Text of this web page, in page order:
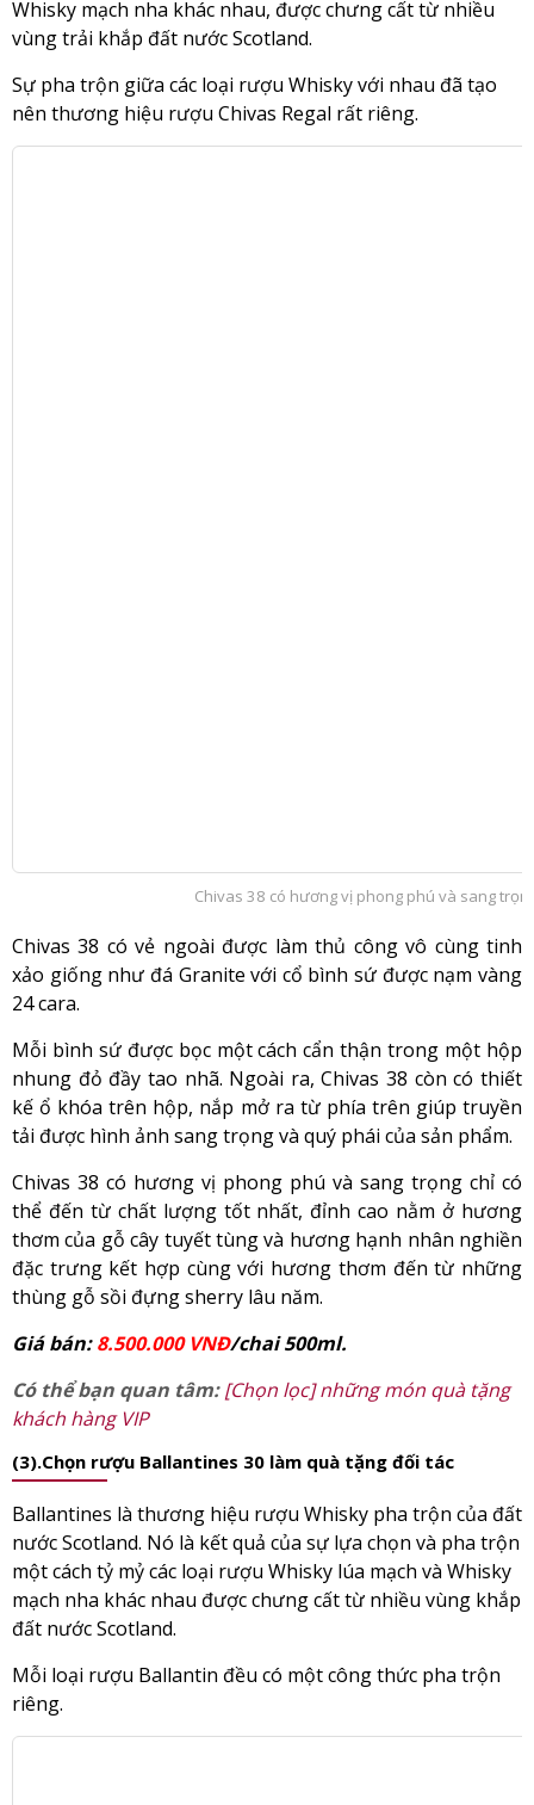
Whisky mạch nha khác nhau, được chưng cất từ nhiều
vùng trải khắp đất nước Scotland.
Sự pha trộn giữa các loại rượu Whisky với nhau đã tạo
nên thương hiệu rượu Chivas Regal rất riêng.
Chivas 38 có hương vị phong phú và sang
Chivas 38 có vẻ ngoài được làm thủ công vô cùng tinh
xảo giống như đá Granite với cổ bình sứ được nạm vàng
24 cara.
Mỗi bình sứ được bọc một cách cẩn thận trong một hộp
nhung đỏ đầy tao nhã. Ngoài ra, Chivas 38 còn có thiết
kế ổ khóa trên hộp, nắp mở ra từ phía trên giúp truyền
tải được hình ảnh sang trọng và quý phái của sản phẩm.
Chivas 38 có hương vị phong phú và sang trọng chỉ có
thể đến từ chất lượng tốt nhất, đỉnh cao nằm ở hương
thơm của gỗ cây tuyết tùng và hương hạnh nhân nghiền
đặc trưng kết hợp cùng với hương thơm đến từ những
thùng gỗ sồi đựng sherry lâu năm.
Giá bán:8.500.000 VNĐ/chai 500ml.
Có thể bạn quan tâm:[Chọn lọc] những món quà tặng
khách hàng VIP
(3).Chọn rượu Ballantines 30 làm quà tặng đối tác
Ballantines là thương hiệu rượu Whisky pha trộn của đất
nước Scotland. Nó là kết quả của sự lựa chọn và pha trộn
một cách tỷ mỷ các loại rượu Whisky lúa mạch và Whisky
mạch nha khác nhau được chưng cất từ nhiều vùng khắp
đất nước Scotland.
Mỗi loại rượu Ballantin đều có một công thức pha trộn
riêng.